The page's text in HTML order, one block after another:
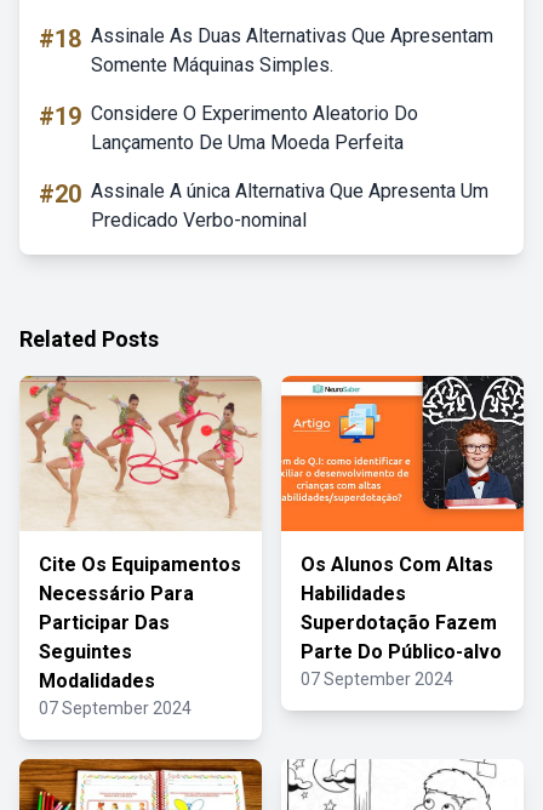
#18 Assinale As Duas Alternativas Que Apresentam
Somente Máquinas Simples.
#19 Considere O Experimento Aleatorio Do
Lançamento De Uma Moeda Perfeita
#20 Assinale A única Alternativa Que Apresenta Um
Predicado Verbo-nominal
Related Posts
Cite Os Equipamentos
Necessário Para
Participar Das
Seguintes
Modalidades
07 September 2024
Os Alunos Com Altas
Habilidades
Superdotação Fazem
Parte Do Público-alvo
07 September 2024